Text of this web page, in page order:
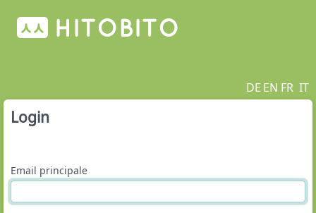
DE EN FR IT
Login
Email principale